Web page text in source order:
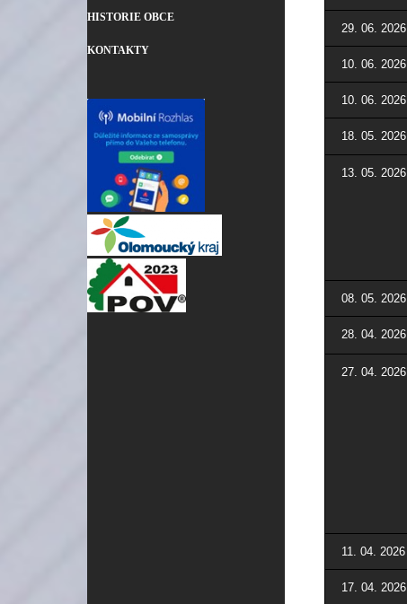
HISTORIE OBCE
KONTAKTY
29. 06. 2026
10. 06. 2026
10. 06. 2026
18. 05. 2026
13. 05. 2026
08. 05. 2026
28. 04. 2026
27. 04. 2026
11. 04. 2026
17. 04. 2026